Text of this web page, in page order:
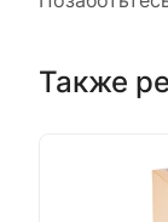
Также